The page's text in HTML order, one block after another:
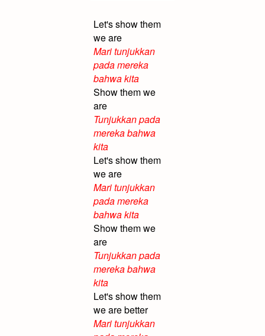
Let's show them
we are
Mari tunjukkan
pada mereka
bahwa kita
Show them we
are
Tunjukkan pada
mereka bahwa
kita
Let's show them
we are
Mari tunjukkan
pada mereka
bahwa kita
Show them we
are
Tunjukkan pada
mereka bahwa
kita
Let's show them
we are better
Mari tunjukkan